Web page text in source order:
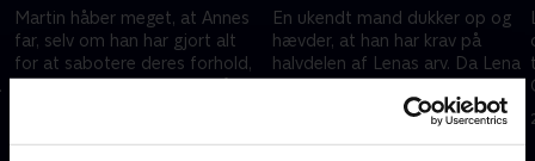
Martin håber meget, at Annes
far, selv om han har gjort alt
for at sabotere deres forhold,
En ukendt mand dukker op og
hævder, at han har krav på
halvdelen af Lenas arv. Da Lena
Lena lider af en kritisk sygdom
28. april 2016 • 43 min